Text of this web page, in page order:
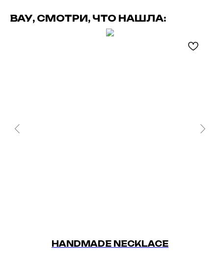
ВАУ, СМОТРИ, ЧТО НАШЛА:
HANDMADE NECKLACE